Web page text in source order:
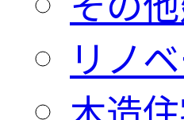
リノ